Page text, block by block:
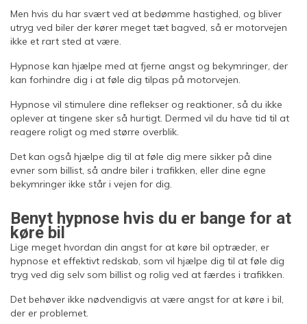
Men hvis du har svært ved at bedømme hastighed, og bliver
utryg ved biler der kører meget tæt bagved, så er motorvejen
ikke et rart sted at være.
Hypnose kan hjælpe med at fjerne angst og bekymringer, der
kan forhindre dig i at føle dig tilpas på motorvejen.
Hypnose vil stimulere dine reflekser og reaktioner, så du ikke
oplever at tingene sker så hurtigt. Dermed vil du have tid til at
reagere roligt og med større overblik.
Det kan også hjælpe dig til at føle dig mere sikker på dine
evner som billist, så andre biler i trafikken, eller dine egne
bekymringer ikke står i vejen for dig.
Benyt hypnose hvis du er bange for at
køre bil
Lige meget hvordan din angst for at køre bil optræder, er
hypnose et effektivt redskab, som vil hjælpe dig til at føle dig
tryg ved dig selv som billist og rolig ved at færdes i trafikken.
Det behøver ikke nødvendigvis at være angst for at køre i bil,
der er problemet.